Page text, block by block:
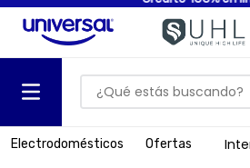
¿Qué estás buscando?
Electrodomésticos Ofertas
TÉRMINOS MÁS BUSCADOS